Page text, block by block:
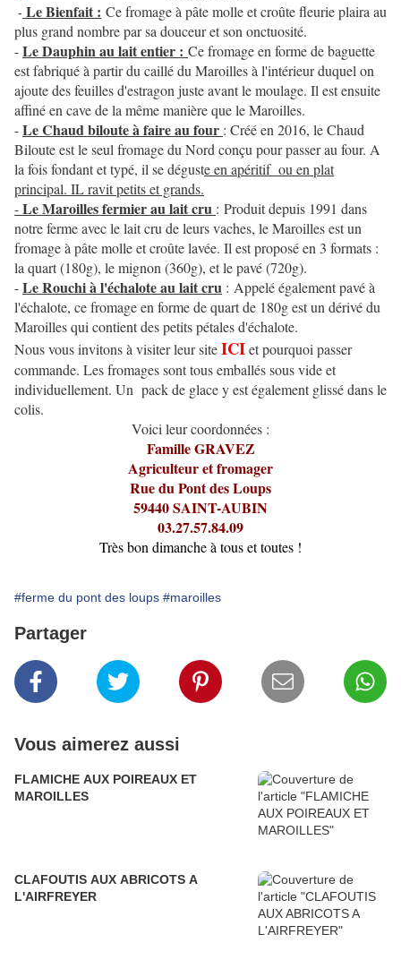
- Le Bienfait : Ce fromage à pâte molle et croûte fleurie plaira au
plus grand nombre par sa douceur et son onctuosité.
-Le Dauphin au lait entier : Ce fromage en forme de baguette
est fabriqué à partir du caillé du Maroilles à l'intérieur duquel on
ajoute des feuilles d'estragon juste avant le moulage. Il est ensuite
affiné en cave de la même manière que le Maroilles.
-Le Chaud biloute à faire au four : Créé en 2016, le Chaud
Biloute est le seul fromage du Nord conçu pour passer au four. A
la fois fondant et typé, il se déguste en apéritif ou en plat
principal. IL ravit petits et grands.
-Le Maroilles fermier au lait cru : Produit depuis 1991 dans
notre ferme avec le lait cru de leurs vaches, le Maroilles est un
fromage à pâte molle et croûte lavée. Il est proposé en 3 formats :
la quart (180g), le mignon (360g), et le pavé (720g).
-Le Rouchi à l'échalote au lait cru : Appelé également pavé à
l'échalote, ce fromage en forme de quart de 180g est un dérivé du
Maroilles qui contient des petits pétales d'échalote.
Nous vous invitons à visiter leur siteICIet pourquoi passer
commande. Les fromages sont tous emballés sous vide et
individuellement. Un pack de glace y est également glissé dans le
colis.
Voici leur coordonnées :
Famille GRAVEZ
Agriculteur et fromager
Rue du Pont des Loups
59440 SAINT-AUBIN
03.27.57.84.09
Très bon dimanche à tous et toutes !
#ferme du pont des loups #maroilles
Partager
Vous aimerez aussi
FLAMICHE AUX POIREAUX ET
MAROILLES
CLAFOUTIS AUX ABRICOTS A
L'AIRFREYER